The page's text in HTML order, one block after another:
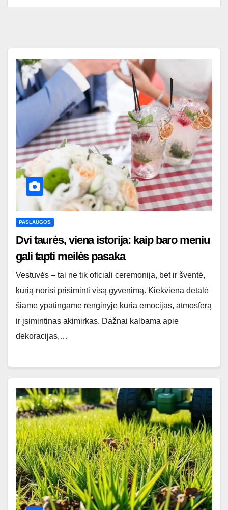
PASLAUGOS
Dvi taurės, viena istorija: kaip baro meniu
gali tapti meilės pasaka
Vestuvės – tai ne tik oficiali ceremonija, bet ir šventė,
kurią norisi prisiminti visą gyvenimą. Kiekviena detalė
šiame ypatingame renginyje kuria emocijas, atmosferą
ir įsimintinas akimirkas. Dažnai kalbama apie
dekoracijas,…